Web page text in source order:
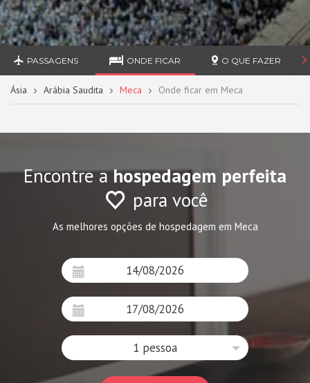
PASSAGENS ONDE FICAR O QUE FAZER
Ásia Arábia Saudita Meca Onde ficar em Meca
Encontre ahospedagem perfeita
para você
As melhores opções de hospedagem em Meca
1 pessoa